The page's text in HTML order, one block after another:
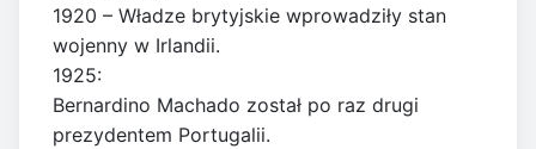
1920 – Władze brytyjskie wprowadziły stan
wojenny w Irlandii.
1925:
Bernardino Machado został po raz drugi
prezydentem Portugalii.